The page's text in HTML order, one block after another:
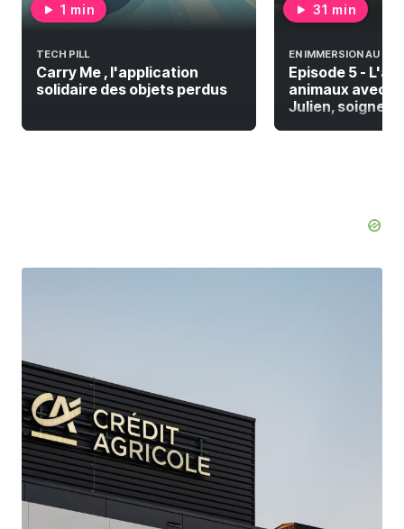
1 min
TECH PILL
Carry Me , l'application
solidaire des objets perdus
31 min
EN IMMERSION AU PAL
Episode 5 -
animaux avec
Julien,